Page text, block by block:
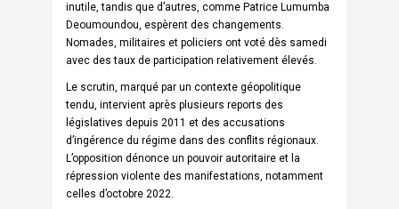
inutile, tandis que d’autres, comme Patrice Lumumba
Deoumoundou, espèrent des changements.
Nomades, militaires et policiers ont voté dès samedi
avec des taux de participation relativement élevés.
Le scrutin, marqué par un contexte géopolitique
tendu, intervient après plusieurs reports des
législatives depuis 2011 et des accusations
d’ingérence du régime dans des conflits régionaux.
L’opposition dénonce un pouvoir autoritaire et la
répression violente des manifestations, notamment
celles d’octobre 2022.